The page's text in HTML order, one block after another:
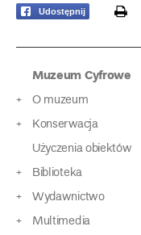
Udostępnij print
Muzeum Cyfrowe
O muzeum
Konserwacja
Użyczenia obiektów
Biblioteka
Wydawnictwo
Multimedia